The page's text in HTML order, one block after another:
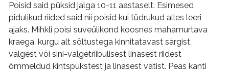
Poisid said püksid jalga 10-11 aastaselt. Esimesed
pidulikud riided said nii poisid kui tüdrukud alles leeri
ajaks. Mihkli poisi suveülikond koosnes mahamurtava
kraega, kurgu alt sõltustega kinnitatavast särgist,
valgest või sini-valgetriibulisest linasest riidest
õmmeldud kintspükstest ja linasest vatist. Peas kanti